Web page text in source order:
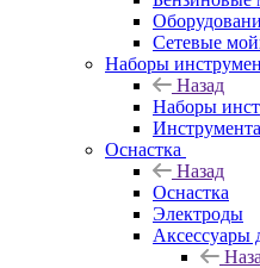
Сетевые
Наборы
Назад
Наборы
Оснастка
Назад
Оснастка
Электроды
Аксессуары